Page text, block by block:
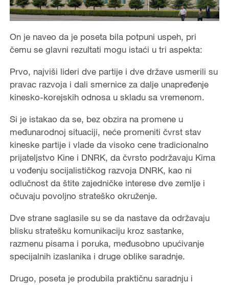
On je naveo da je poseta bila potpuni uspeh, pri
čemu se glavni rezultati mogu istaći u tri aspekta:
Prvo, najviši lideri dve partije i dve države usmerili su
pravac razvoja i dali smernice za dalje unapređenje
kinesko-korejskih odnosa u skladu sa vremenom.
Si je istakao da se, bez obzira na promene u
međunarodnoj situaciji, neće promeniti čvrst stav
kineske partije i vlade da visoko cene tradicionalno
prijateljstvo Kine i DNRK, da čvrsto podržavaju Kima
u vođenju socijalističkog razvoja DNRK, kao ni
odlučnost da štite zajedničke interese dve zemlje i
očuvaju povoljno strateško okruženje.
Dve strane saglasile su se da nastave da održavaju
blisku stratešku komunikaciju kroz sastanke,
razmenu pisama i poruka, međusobno upućivanje
specijalnih izaslanika i druge oblike saradnje.
Drugo, poseta je produbila praktičnu saradnju i